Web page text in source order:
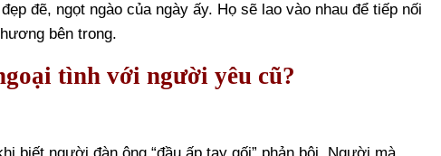
đẽ, ngọt ngào của ngày ấy. Họ sẽ lao vào nhau để tiếp nối
bên trong.
tình với người yêu cũ?